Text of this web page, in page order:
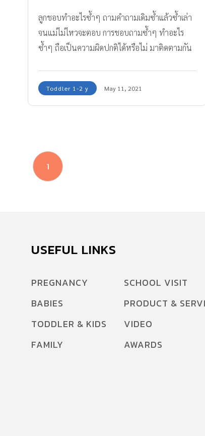
ลูกชอบทำอะไรซ้ำๆ ถามคำถามเดิมซ้ำแล้วซ้ำเล่า
จนแม่ไม่ไหวจะตอบ การชอบถามซ้ำๆ ทำอะไร
ซ้ำๆ ถือเป็นความผิดปกติได้หรือไม่ มาติดตามกัน
Toddler 1-2 y May 11, 2021
1
USEFUL LINKS
PREGNANCY
BABIES
TODDLER & KIDS
FAMILY
SCHOOL VISIT
PRODUCT &
VIDEO
AWARDS